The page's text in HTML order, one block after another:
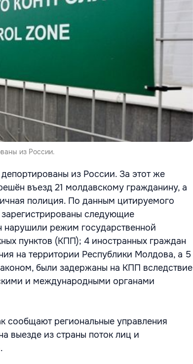
из России.
из России. За этот же
въезд 21 молдавскому гражданину, а
полиция. По данным цитируемого
зарегистрированы следующие
нарушили режим государственной
пунктов (КПП); 4 иностранных граждан
на территории Республики Молдова, а 5
были задержаны на КПП вследствие
и международными органами
сообщают региональные управления
выезде из страны поток лиц и